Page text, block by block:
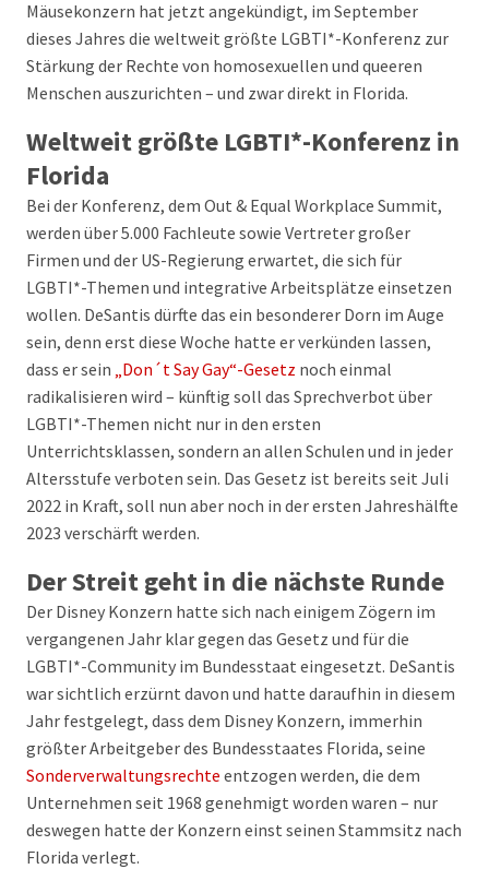
Mäusekonzern hat jetzt angekündigt, im September
dieses Jahres die weltweit größte LGBTI*-Konferenz zur
Stärkung der Rechte von homosexuellen und queeren
Menschen auszurichten – und zwar direkt in Florida.
Weltweit größte LGBTI*-Konferenz in
Florida
Bei der Konferenz, dem Out & Equal Workplace Summit,
werden über 5.000 Fachleute sowie Vertreter großer
Firmen und der US-Regierung erwartet, die sich für
LGBTI*-Themen und integrative Arbeitsplätze einsetzen
wollen. DeSantis dürfte das ein besonderer Dorn im Auge
sein, denn erst diese Woche hatte er verkünden lassen,
dass er sein „Don´t Say Gay“-Gesetz noch einmal
radikalisieren wird – künftig soll das Sprechverbot über
LGBTI*-Themen nicht nur in den ersten
Unterrichtsklassen, sondern an allen Schulen und in jeder
Altersstufe verboten sein. Das Gesetz ist bereits seit Juli
2022 in Kraft, soll nun aber noch in der ersten Jahreshälfte
2023 verschärft werden.
Der Streit geht in die nächste Runde
Der Disney Konzern hatte sich nach einigem Zögern im
vergangenen Jahr klar gegen das Gesetz und für die
LGBTI*-Community im Bundesstaat eingesetzt. DeSantis
war sichtlich erzürnt davon und hatte daraufhin in diesem
Jahr festgelegt, dass dem Disney Konzern, immerhin
größter Arbeitgeber des Bundesstaates Florida, seine
Sonderverwaltungsrechte entzogen werden, die dem
Unternehmen seit 1968 genehmigt worden waren – nur
deswegen hatte der Konzern einst seinen Stammsitz nach
Florida verlegt.